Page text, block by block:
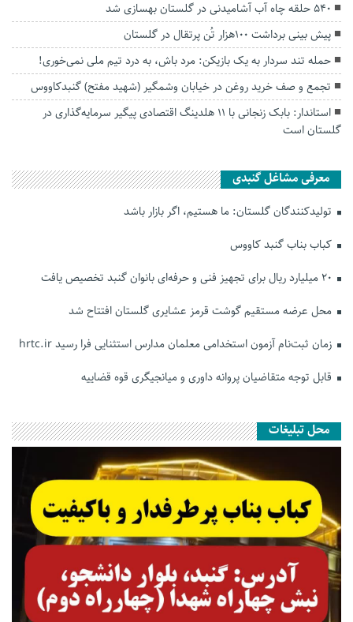
۵۴۰ حلقه چاه آب آشامیدنی در گلستان بهسازی شد
پیش بینی برداشت ۱۰۰هزار تُن پرتقال در گلستان
حمله تند سردار به یک بازیکن: مرد باش، به درد تیم ملی نمی‌خوری!
تجمع و صف خرید روغن در خیابان وشمگیر (شهید مفتح) گنبدکاووس
استاندار: بابک زنجانی با ۱۱ هلدینگ اقتصادی پیگیر سرمایه‌گذاری در
گلستان است
معرفی مشاغل گنبدی
تولیدکنندگان گلستان: ما هستیم، اگر بازار باشد
کباب بناب گنبد کاووس
محل عرضه مستقیم گوشت قرمز عشایری گلستان افتتاح شد
زمان ثبت‌نام آزمون استخدامی معلمان مدارس استثنایی فرا رسید hrtc.ir
قابل توجه متقاضیان پروانه داوری و میانجیگری قوه قضاییه
محل تبلیغات